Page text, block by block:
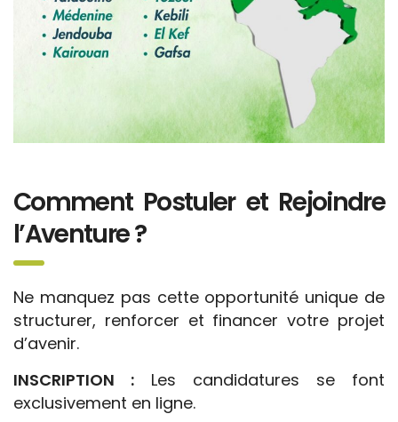
Comment Postuler et Rejoindre
l’Aventure ?
Ne manquez pas cette opportunité unique de
structurer, renforcer et financer votre projet
d’avenir.
INSCRIPTION : Les candidatures se font
exclusivement en ligne.